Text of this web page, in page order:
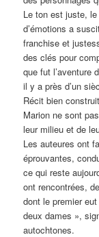
Le ton est juste,
d’émotions a
franchise et
des clés pour
que fut l’aventure
il y a près d’un
Récit bien
Marion ne sont
leur milieu et de
Les auteures ont
éprouvantes,
ce qui reste
ont rencontrées,
dont le premier
deux dames »,
autochtones.